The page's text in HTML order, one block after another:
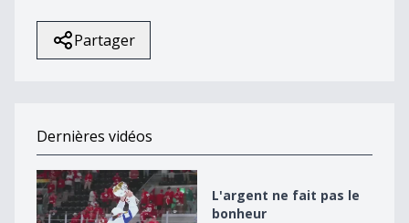
Partager
Dernières vidéos
L&#039;argent ne fait pas le bonheur
L'argent ne fait pas le
bonheur